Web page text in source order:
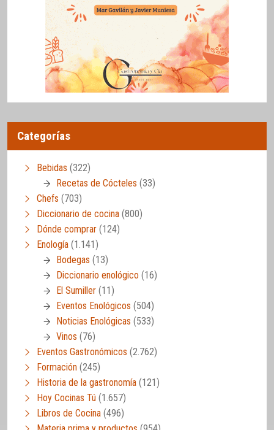
Categorías
Bebidas (322)
Recetas de Cócteles (33)
Chefs (703)
Diccionario de cocina (800)
Dónde comprar (124)
Enología (1.141)
Bodegas (13)
Diccionario enológico (16)
El Sumiller (11)
Eventos Enológicos (504)
Noticias Enológicas (533)
Vinos (76)
Eventos Gastronómicos (2.762)
Formación (245)
Historia de la gastronomía (121)
Hoy Cocinas Tú (1.657)
Libros de Cocina (496)